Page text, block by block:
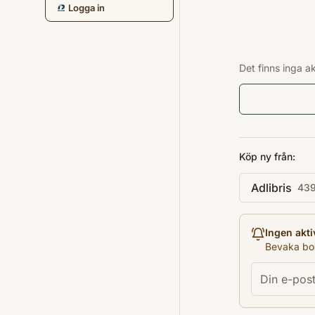
Logga in
Det finns inga
Köp ny från:
Adlibris
Ingen
Bevaka